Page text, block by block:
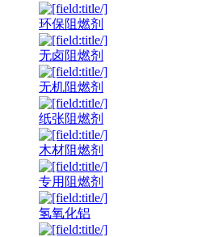
环保阻燃剂
无卤阻燃剂
无机阻燃剂
纸张阻燃剂
木材阻燃剂
专用阻燃剂
氢氧化铝